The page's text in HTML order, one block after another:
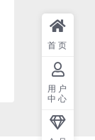
首页
用户
中心